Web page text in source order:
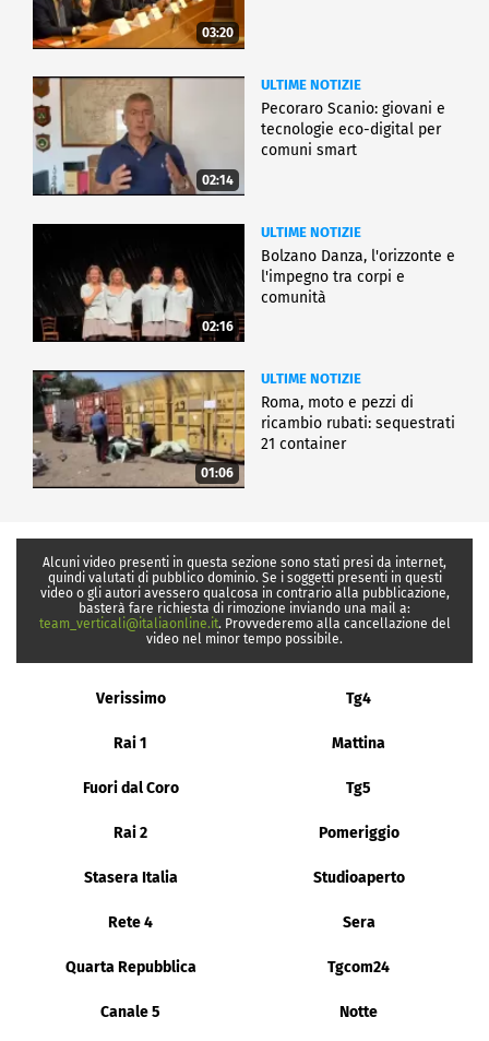
03:20
02:14
ULTIME NOTIZIE
Pecoraro Scanio: giovani e
tecnologie eco-digital per
comuni smart
02:16
ULTIME NOTIZIE
Bolzano Danza, l'orizzonte e
l'impegno tra corpi e
comunità
01:06
ULTIME NOTIZIE
Roma, moto e pezzi di
ricambio rubati: sequestrati
21 container
Alcuni video presenti in questa sezione sono stati presi da internet,
quindi valutati di pubblico dominio. Se i soggetti presenti in questi
video o gli autori avessero qualcosa in contrario alla pubblicazione,
basterà fare richiesta di rimozione inviando una mail a:
team_verticali@italiaonline.it. Provvederemo alla cancellazione del
video nel minor tempo possibile.
Verissimo Tg4
Rai 1 Mattina
Fuori dal Coro Tg5
Rai 2 Pomeriggio
Stasera Italia Studioaperto
Rete 4 Sera
Quarta Repubblica Tgcom24
Canale 5 Notte